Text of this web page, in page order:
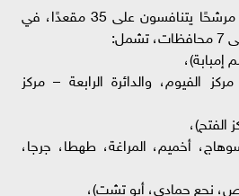
ويخوض جولة الإعادة 70 مرشحًا يتنافسون على 35 مقعدًا، في
إمبابة)،
الفيوم، والدائرة الرابعة – مركز
الفتح)،
سوهاج، أخميم، المراغة، طهطا، جرجا،